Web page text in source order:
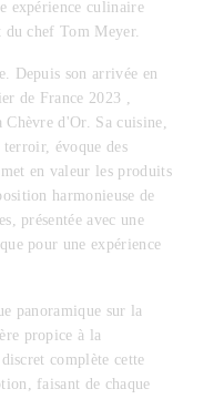
expérience culinaire
chef Tom Meyer.
Depuis son arrivée en
de France 2023 ,
d'Or. Sa cuisine,
évoque des
en valeur les produits
harmonieuse de
présentée avec une
pour une expérience
panoramique sur la
propice à la
complète cette
faisant de chaque